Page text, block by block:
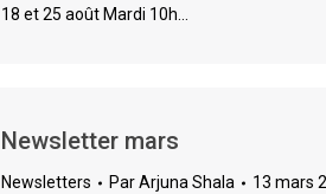
18 et 25 août Mardi 10h…
Newsletter mars
Newsletters ParArjuna Shala 13 mars